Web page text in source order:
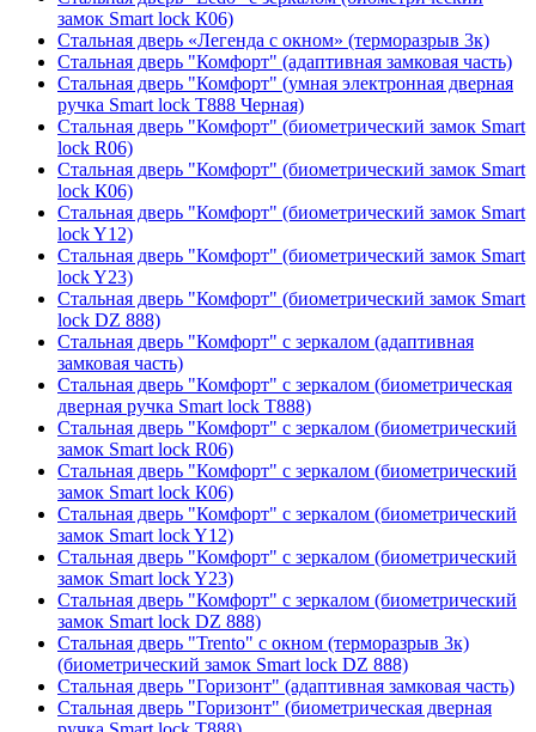
замок Smart lock К06)
Стальная дверь «Легенда с окном» (терморазрыв 3к)
Стальная дверь "Комфорт" (адаптивная замковая часть)
Стальная дверь "Комфорт" (умная электронная дверная
ручка Smart lock T888 Черная)
Стальная дверь "Комфорт" (биометрический замок Smart
lock R06)
Стальная дверь "Комфорт" (биометрический замок Smart
lock К06)
Стальная дверь "Комфорт" (биометрический замок Smart
lock Y12)
Стальная дверь "Комфорт" (биометрический замок Smart
lock Y23)
Стальная дверь "Комфорт" (биометрический замок Smart
lock DZ 888)
Стальная дверь "Комфорт" с зеркалом (адаптивная
замковая часть)
Стальная дверь "Комфорт" с зеркалом (биометрическая
дверная ручка Smart lock T888)
Стальная дверь "Комфорт" с зеркалом (биометрический
замок Smart lock R06)
Стальная дверь "Комфорт" с зеркалом (биометрический
замок Smart lock К06)
Стальная дверь "Комфорт" с зеркалом (биометрический
замок Smart lock Y12)
Стальная дверь "Комфорт" с зеркалом (биометрический
замок Smart lock Y23)
Стальная дверь "Комфорт" с зеркалом (биометрический
замок Smart lock DZ 888)
Стальная дверь "Trento" с окном (терморазрыв 3к)
(биометрический замок Smart lock DZ 888)
Стальная дверь "Горизонт" (адаптивная замковая часть)
Стальная дверь "Горизонт" (биометрическая дверная